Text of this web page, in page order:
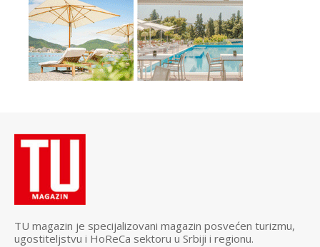
TU magazin je specijalizovani magazin posvećen turizmu,
ugostiteljstvu i HoReCa sektoru u Srbiji i regionu.